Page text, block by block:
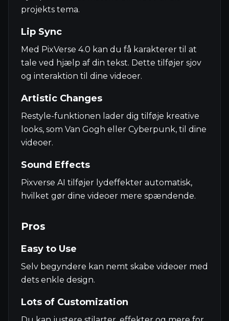
projekts tema.
Lip Sync
Med PixVerse 4.0 kan du få karakterer til at
tale ved hjælp af din tekst. Dette tilføjer sjov
og interaktion til dine videoer.
Artistic Changes
Restyle-funktionen lader dig tilføje kreative
looks, som Van Gogh eller Cyberpunk, til dine
videoer.
Sound Effects
Pixverse AI tilføjer lydeffekter automatisk,
hvilket gør dine videoer mere spændende.
Pros
Easy to Use
Selv begyndere kan nemt skabe videoer med
dets enkle design.
Lots of Customization